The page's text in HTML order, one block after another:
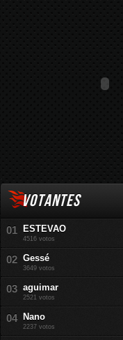
VOTANTES
ESTEVAO
4516 votos
Gessé
3649 votos
aguimar
2521 votos
Nano
2237 votos